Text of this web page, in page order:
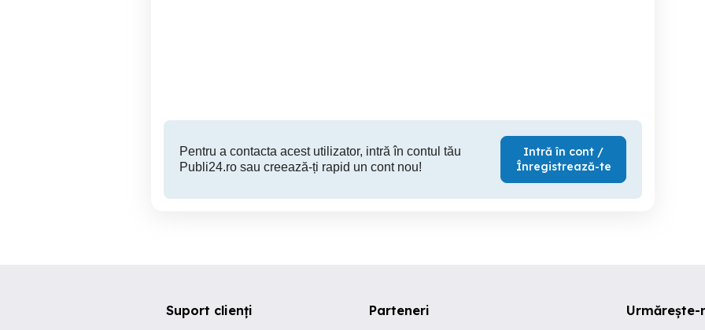
Pentru a contacta acest utilizator, intră în contul tău
Publi24.ro sau creează-ți rapid un cont nou!
Intră în cont /
Înregistrează-te
Urmărește-
Suport clienți Parteneri